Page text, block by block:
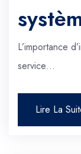
L’importance
service…
Lire La